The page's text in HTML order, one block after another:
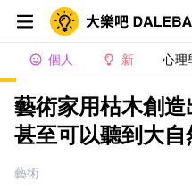
個人 新 心理
藝術家用枯木創造
甚至可以聽到大
藝術